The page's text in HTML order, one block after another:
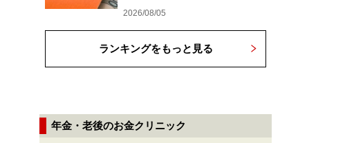
2026/08/05
ランキングをもっと見る
年金・老後のお金クリニック